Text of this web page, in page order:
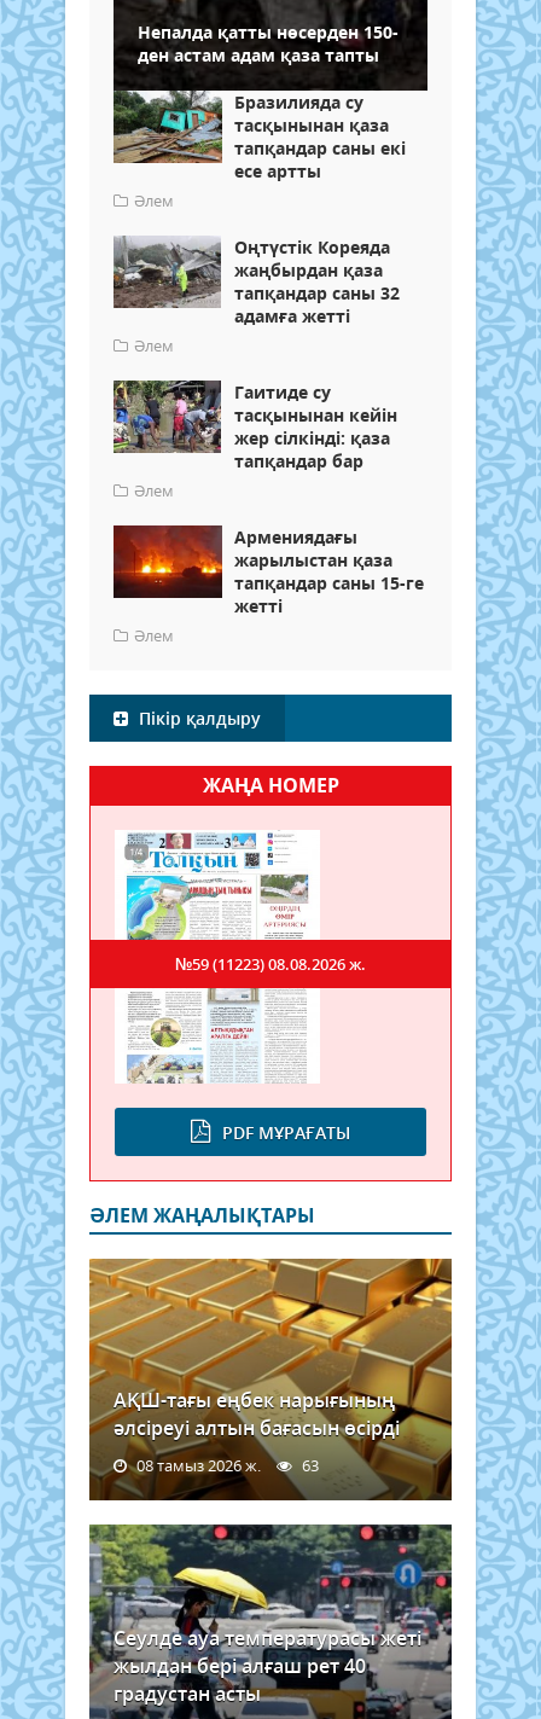
Непалда қатты нөсерден 150-
ден астам адам қаза тапты
Бразилияда су
тасқынынан қаза
тапқандар саны екі
есе артты
Әлем
Оңтүстік Кореяда
жаңбырдан қаза
тапқандар саны 32
адамға жетті
Әлем
Гаитиде су
тасқынынан кейін
жер сілкінді: қаза
тапқандар бар
Әлем
Армениядағы
жарылыстан қаза
тапқандар саны 15-ге
жетті
Әлем
Пікір қалдыру
ЖАҢА НОМЕР
PDF МҰРАҒАТЫ
№59 (11223)08.08.2026 ж.
ӘЛЕМ ЖАҢАЛЫҚТАРЫ
АҚШ-тағы еңбек нарығының
әлсіреуі алтын бағасын өсірді
08 тамыз 2026 ж. 63
Сеулде ауа температурасы жеті
жылдан бері алғаш рет 40
градустан асты